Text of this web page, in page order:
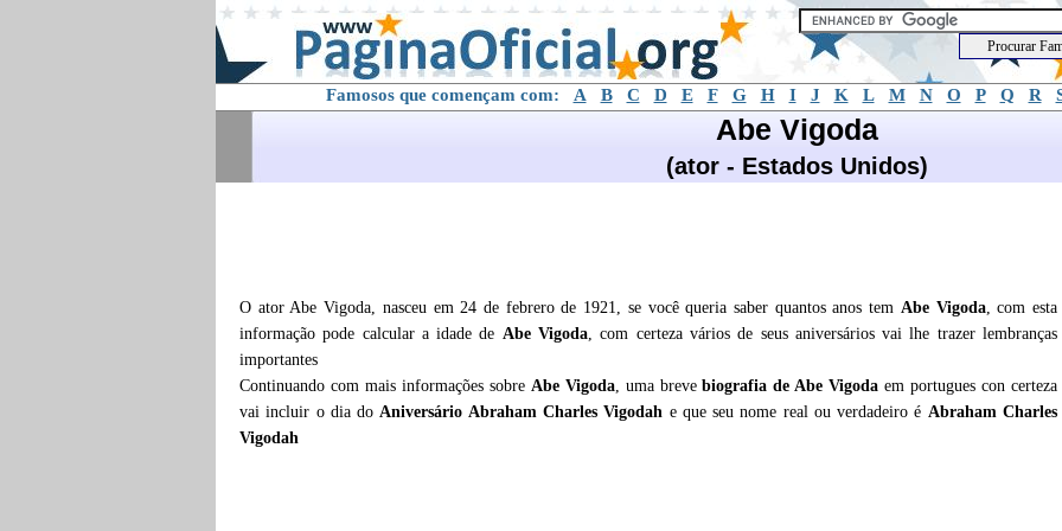
Famosos que començam com: A B C D E F G H I J K L M N O P Q R
Abe Vigoda
(ator - Estados Unidos)
O ator Abe Vigoda, nasceu em 24 de febrero de 1921, se você queria saber quantos anos tem Abe Vigoda, com esta
informação pode calcular a idade de Abe Vigoda, com certeza vários de seus aniversários vai lhe trazer lembranças
importantes
Continuando com mais informações sobre Abe Vigoda, uma brevebiografia deAbe Vigoda em portugues con certeza
vai incluir o dia doAniversário Abraham Charles Vigodah e que seu nome real ou verdadeiro é Abraham Charles
Vigodah